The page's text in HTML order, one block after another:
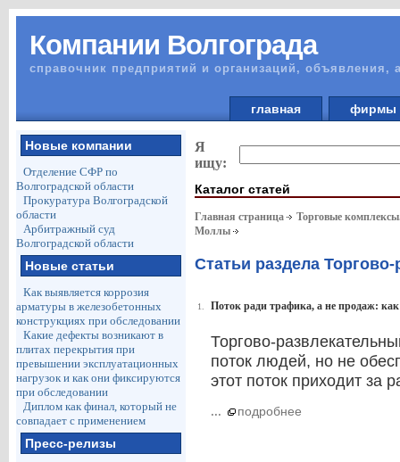
Компании Волгограда
справочник предприятий и организаций, объявления,
главная
Новые компании
Отделение СФР по
Волгоградской области
Прокуратура Волгоградской
области
Арбитражный суд
Волгоградской области
Новые статьи
Как выявляется коррозия
арматуры в железобетонных
конструкциях при обследовании
Какие дефекты возникают в
плитах перекрытия при
превышении эксплуатационных
нагрузок и как они фиксируются
при обследовании
Диплом как финал, который не
совпадает с применением
Пресс-релизы
Я
ищу:
Каталог статей
Главная страница
Торговые
Моллы
Статьи раздела
1. Поток ради трафика, а не продаж:
Торгово-
поток людей, но не
этот поток приходит за
... подробнее